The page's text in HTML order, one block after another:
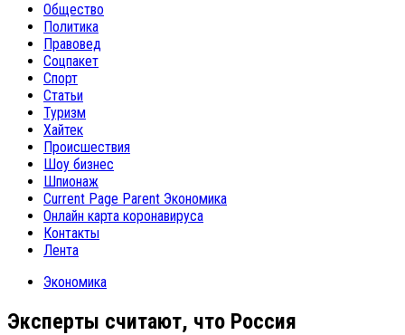
Общество
Политика
Правовед
Соцпакет
Спорт
Статьи
Туризм
Хайтек
Происшествия
Шоу бизнес
Шпионаж
Current Page Parent Экономика
Онлайн карта коронавируса
Контакты
Лента
Экономика
Эксперты считают, что Россия